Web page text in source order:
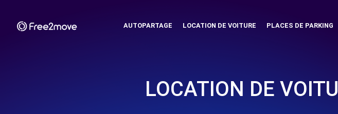
AUTOPARTAGE LOCATION DE VOITURE PLACES DE PARKING
LOCATION DE